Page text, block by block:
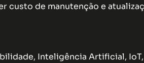
custo de manutenção e
Inteligência Artificial,